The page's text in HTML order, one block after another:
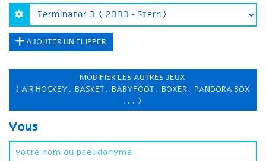
AJOUTER UN FLIPPER
MODIFIER LES AUTRES JEUX
(AIR HOCKEY, BASKET, BABYFOOT, BOXER, PANDORA BOX
...)
Vous